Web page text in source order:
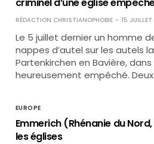
RÉDACTION CHRISTIANOPHOBIE 15
Le 5 juillet dernier un homme
nappes d’autel sur les autels
Partenkirchen en Bavière,
heureusement empêché.
EUROPE
Emmerich (Rhénanie du
les églises